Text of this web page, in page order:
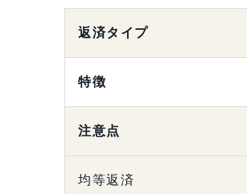
返済タイプ
特徴
注意点
均等返済